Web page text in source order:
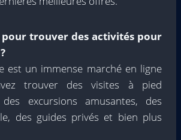
pour trouver des activités pour
est un immense marché en ligne
trouver des visites à pied
des excursions amusantes, des
des guides privés et bien plus